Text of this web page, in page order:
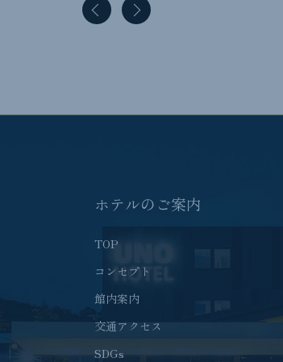
ホテルのご案内
TOP
コンセプト
館内案内
交通アクセス
SDGs